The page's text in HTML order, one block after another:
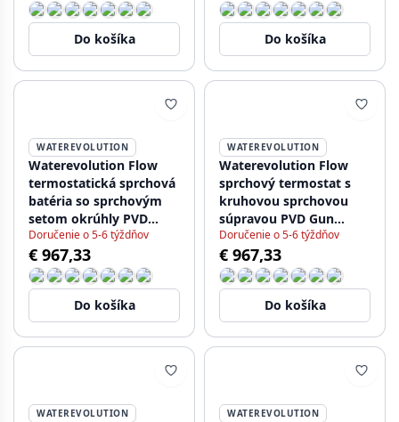
Do košíka Do košíka
WATEREVOLUTION
Waterevolution Flow
termostatická sprchová
batéria so sprchovým
setom okrúhly PVD
brúsená meď
T140TNRCPE
Doručenie o 5-6 týždňov
€ 967,33
Do košíka
WATEREVOLUTION
Waterevolution Flow
sprchový termostat s
kruhovou sprchovou
súpravou PVD Gun
Metal T140TNRGME
Doručenie o 5-6 týždňov
€ 967,33
Do košíka
WATEREVOLUTION WATEREVOLUTION